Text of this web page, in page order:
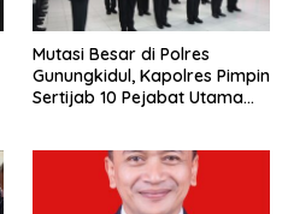
Mutasi Besar di Polres
Gunungkidul, Kapolres Pimpin
Sertijab 10 Pejabat Utama